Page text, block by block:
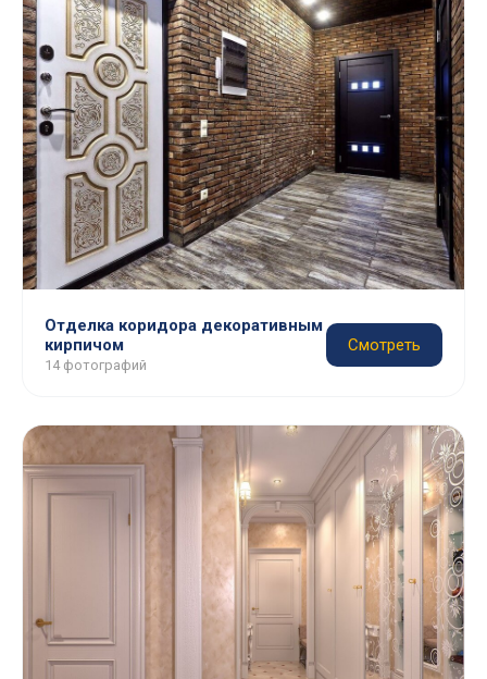
Отделка коридора декоративным
кирпичом
14 фотографий
Смотреть